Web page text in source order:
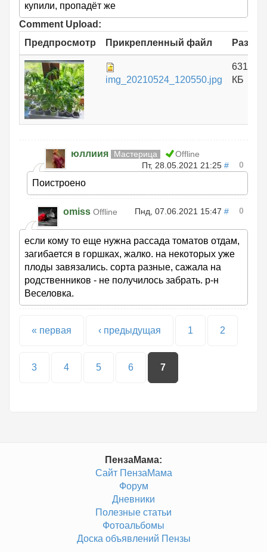
купили, пропадёт же
Comment Upload:
Предпросмотр
Прикрепленный файл Размер
img_20210524_120550.jpg
631.89
КБ
юллиия Мастерица
Offline
Пт, 28.05.2021 21:25 # 0
Поистроено
omiss Offline Пнд, 07.06.2021 15:47 # 0
если кому то еще нужна рассада томатов отдам,
загибается в горшках, жалко. на некоторых уже
плоды завязались. сорта разные, сажала на
родственников - не получилось забрать. р-н
Веселовка.
Страницы
« первая ‹ предыдущая 1 2
3 4 5 6 7
ПензаМама:
Сайт ПензаМама
Форум
Дневники
Полезные статьи
Фотоальбомы
Доска объявлений Пензы